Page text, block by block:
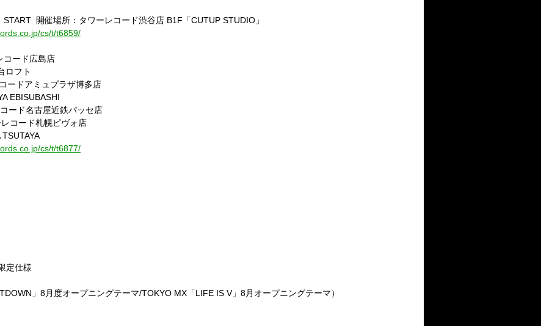
開催場所：タワーレコード渋谷店 B1F「CUTUP STUDIO」
cs/t/t6859/
ード広島店
ロフト
ードアミュプラザ博多店
EBISUBASHI
ード名古屋近鉄パッセ店
コード札幌ピヴォ店
cs/t/t6877/
定仕様
」8月度オープニングテーマ/TOKYO MX「LIFE IS V」8月オープニングテーマ）